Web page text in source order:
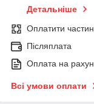
Детальніше
Оплатити
Післяплата
Оплата на
Всі умови оплати